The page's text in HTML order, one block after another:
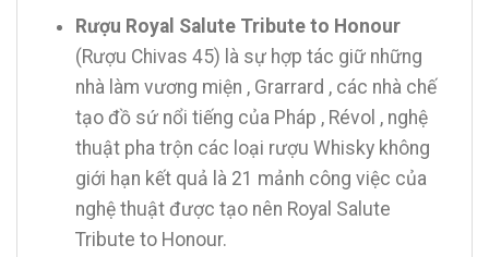
Rượu Royal Salute Tribute to Honour
(Rượu Chivas 45) là sự hợp tác giữ những
nhà làm vương miện , Grarrard , các nhà chế
tạo đồ sứ nổi tiếng của Pháp , Révol , nghệ
thuật pha trộn các loại rượu Whisky không
giới hạn kết quả là 21 mảnh công việc của
nghệ thuật được tạo nên Royal Salute
Tribute to Honour.